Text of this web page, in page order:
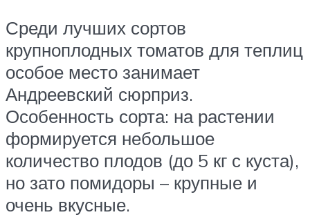
Среди лучших сортов
крупноплодных томатов для теплиц
особое место занимает
Андреевский сюрприз.
Особенность сорта: на растении
формируется небольшое
количество плодов (до 5 кг с куста),
но зато помидоры – крупные и
очень вкусные.